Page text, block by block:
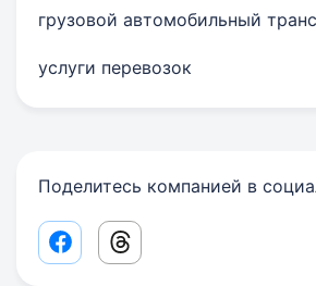
грузовой автомобильный
услуги перевозок
Поделитесь компанией в
Facebook share link
Threads share link